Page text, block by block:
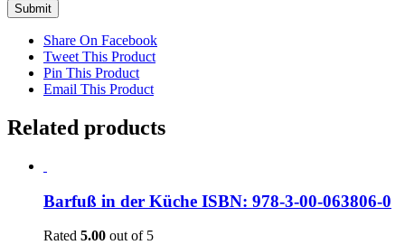
Share On Facebook
Tweet This Product
Pin This Product
Email This Product
Related products
Barfuß in der Küche ISBN: 978-3-00-063806-0
Rated 5.00 out of 5